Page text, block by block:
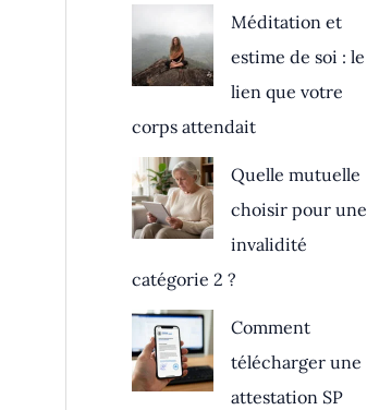
Méditation et
estime de soi : le
lien que votre
corps attendait
Quelle mutuelle
choisir pour une
invalidité
catégorie 2 ?
Comment
télécharger une
attestation SP